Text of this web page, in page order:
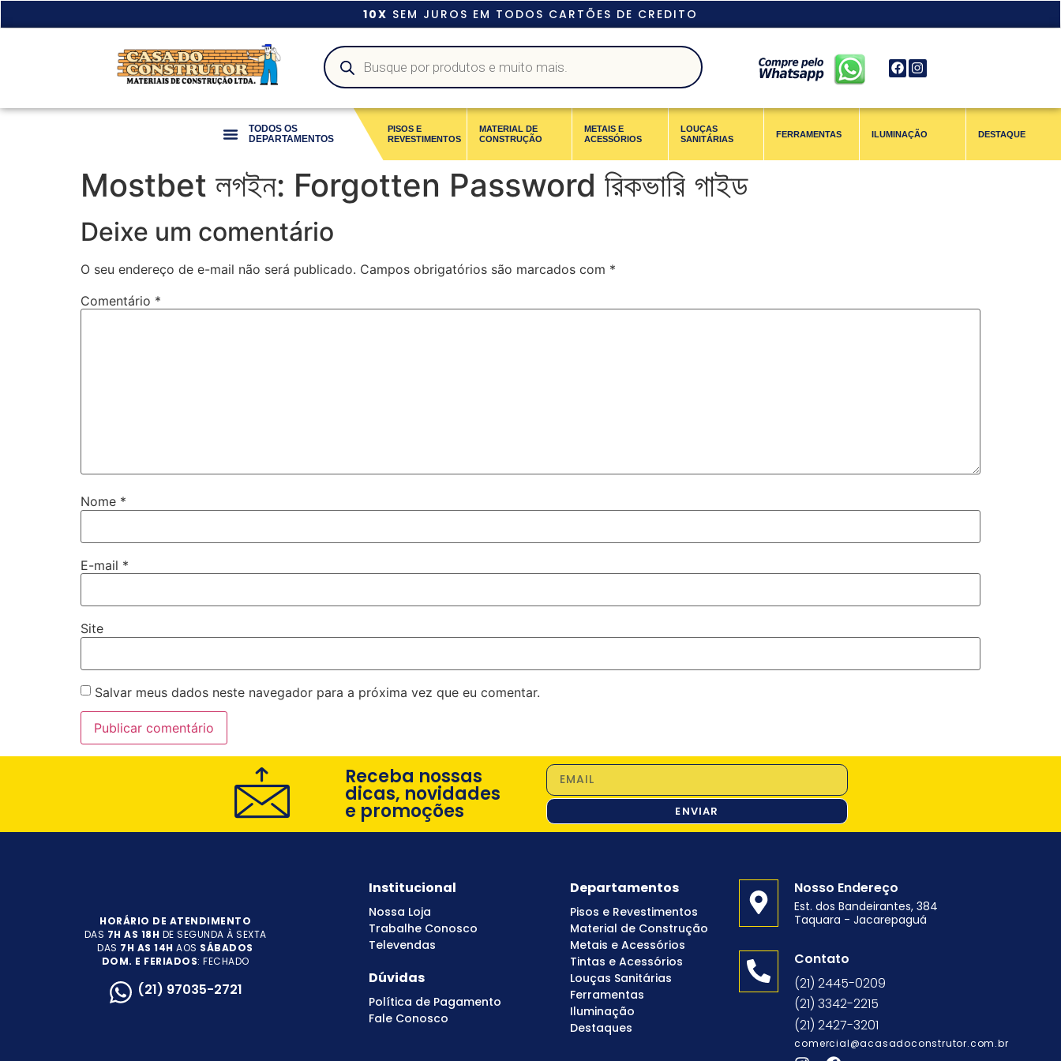
10X SEM JUROS EM TODOS CARTÕES DE CREDITO
TODOS OS
DEPARTAMENTOS
PISOS E
REVESTIMENTOS
MATERIAL DE
CONSTRUÇÃO
METAIS E
ACESSÓRIOS
LOUÇAS
SANITÁRIAS
FERRAMENTAS ILUMINAÇÃO DESTAQUE
Mostbet লগইন: Forgotten Password রিকভারি গাইড
Deixe um comentário
O seu endereço de e-mail não será publicado. Campos obrigatórios são marcados com *
Comentário *
Nome *
E-mail *
Site
Salvar meus dados neste navegador para a próxima vez que eu comentar.
Receba nossas
dicas, novidades
e promoções ENVIAR
HORÁRIO DE ATENDIMENTO
DAS 7H AS 18H DE SEGUNDA À SEXTA
DAS 7H AS 14H AOS SÁBADOS
DOM. E FERIADOS: FECHADO
(21) 97035-2721
Institucional
Nossa Loja
Trabalhe Conosco
Televendas
Dúvidas
Política de Pagamento
Fale Conosco
Departamentos
Pisos e Revestimentos
Material de Construção
Metais e Acessórios
Tintas e Acessórios
Louças Sanitárias
Ferramentas
Iluminação
Destaques
Nosso Endereço
Est. dos Bandeirantes, 384
Taquara - Jacarepaguá
Contato
(21) 2445-0209
(21) 3342-2215
(21) 2427-3201
comercial@acasadoconstrutor.com.br